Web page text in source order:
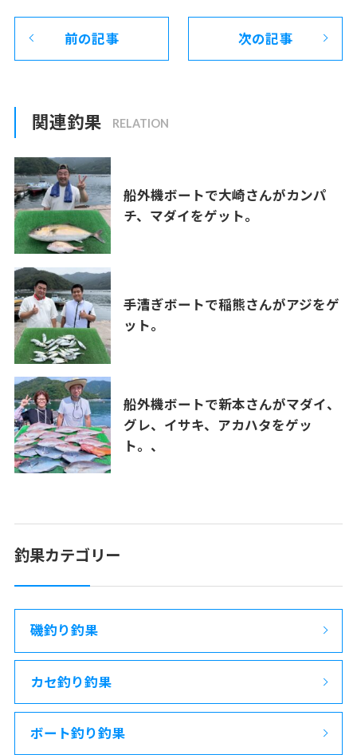
前の記事 次の記事
関連釣果
船外機ボートで大崎さんがカンパ
チ、マダイをゲット。
手漕ぎボートで稲熊さんがアジをゲ
ット。
船外機ボートで新本さんがマダイ、
グレ、イサキ、アカハタをゲッ
ト。、
釣果カテゴリー
磯釣り釣果
カセ釣り釣果
ボート釣り釣果